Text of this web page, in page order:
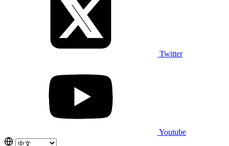
Twitter
Youtube